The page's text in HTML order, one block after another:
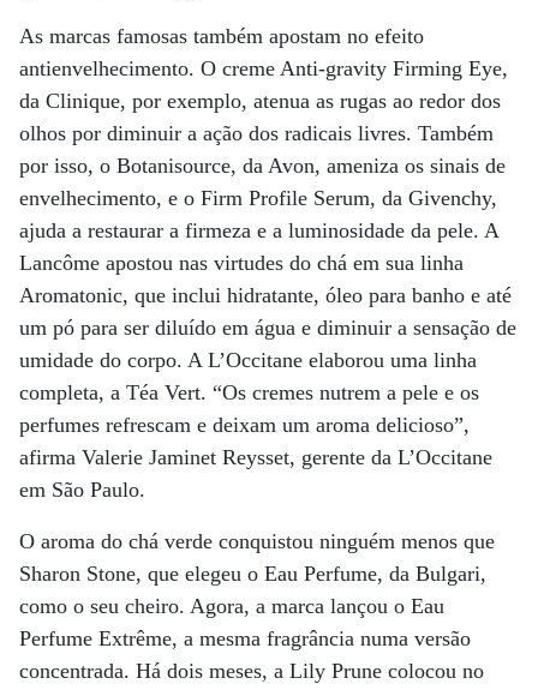
As marcas famosas também apostam no efeito
antienvelhecimento. O creme Anti-gravity Firming Eye,
da Clinique, por exemplo, atenua as rugas ao redor dos
olhos por diminuir a ação dos radicais livres. Também
por isso, o Botanisource, da Avon, ameniza os sinais de
envelhecimento, e o Firm Profile Serum, da Givenchy,
ajuda a restaurar a firmeza e a luminosidade da pele. A
Lancôme apostou nas virtudes do chá em sua linha
Aromatonic, que inclui hidratante, óleo para banho e até
um pó para ser diluído em água e diminuir a sensação de
umidade do corpo. A L’Occitane elaborou uma linha
completa, a Téa Vert. “Os cremes nutrem a pele e os
perfumes refrescam e deixam um aroma delicioso”,
afirma Valerie Jaminet Reysset, gerente da L’Occitane
em São Paulo.
O aroma do chá verde conquistou ninguém menos que
Sharon Stone, que elegeu o Eau Perfume, da Bulgari,
como o seu cheiro. Agora, a marca lançou o Eau
Perfume Extrême, a mesma fragrância numa versão
concentrada. Há dois meses, a Lily Prune colocou no